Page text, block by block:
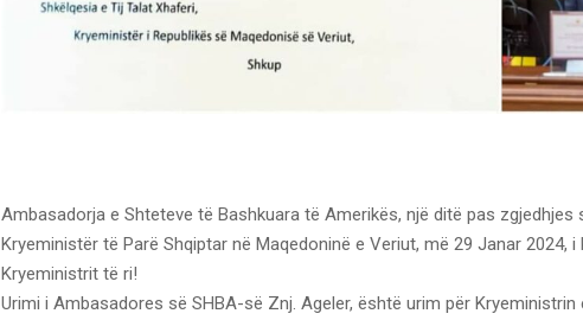
Ambasadorja e Shteteve të Bashkuara të Amerikës, një ditë pas zgjedhjes
Kryeministër të Parë Shqiptar në Maqedoninë e Veriut, më 29 Janar 2024, i
Kryeministrit të ri!
Urimi i Ambasadores së SHBA-së Znj. Ageler, është urim për Kryeministrin